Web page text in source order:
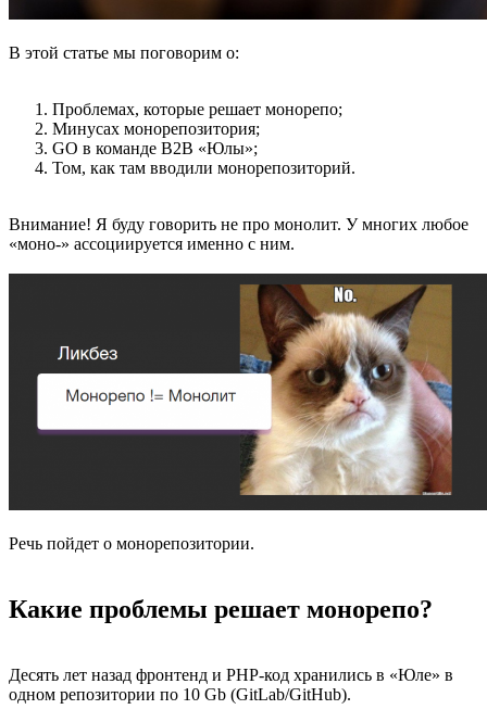
В этой статье мы поговорим о:
Проблемах, которые решает монорепо;
Минусах монорепозитория;
GO в команде B2B «Юлы»;
Том, как там вводили монорепозиторий.
Внимание! Я буду говорить не про монолит. У многих любое
«моно-» ассоциируется именно с ним.
Речь пойдет о монорепозитории.
Какие проблемы решает монорепо?
Десять лет назад фронтенд и PHP-код хранились в «Юле» в
одном репозитории по 10 Gb (GitLab/GitHub).